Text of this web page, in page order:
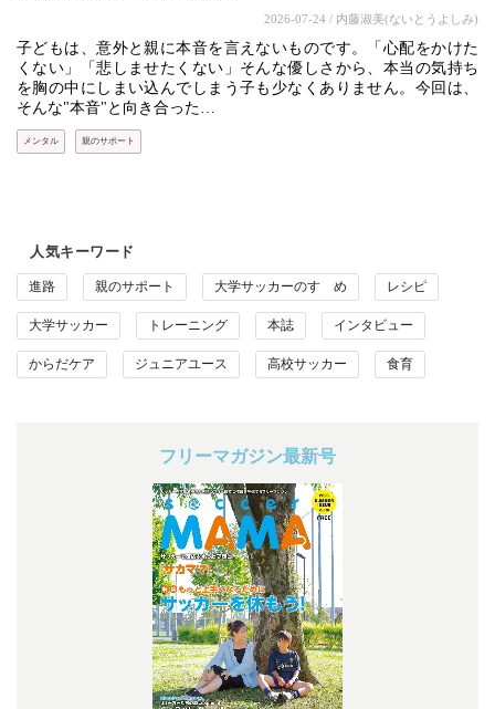
2026-07-24 / 内藤淑美(ないとうよしみ)
子どもは、意外と親に本音を言えないものです。「心配をかけた
くない」「悲しませたくない」そんな優しさから、本当の気持ち
を胸の中にしまい込んでしまう子も少なくありません。今回は、
そんな"本音"と向き合った…
メンタル 親のサポート
人気キーワード
進路 親のサポート 大学サッカーのすゝめ レシピ
大学サッカー トレーニング 本誌 インタビュー
からだケア ジュニアユース 高校サッカー 食育
フリーマガジン最新号